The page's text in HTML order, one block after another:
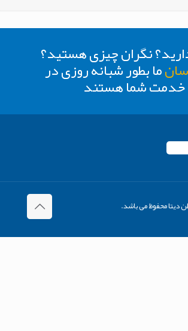
نگران چیزی هستید؟
ما بطور شبانه روزی در
خدمت شما هستند
دیتا محفوظ می باشد.